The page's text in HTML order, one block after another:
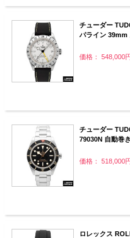
チューダー
パライン 39mm
価格： 548,000
チューダー
79030N 自動巻
価格： 518,000
ロレックス